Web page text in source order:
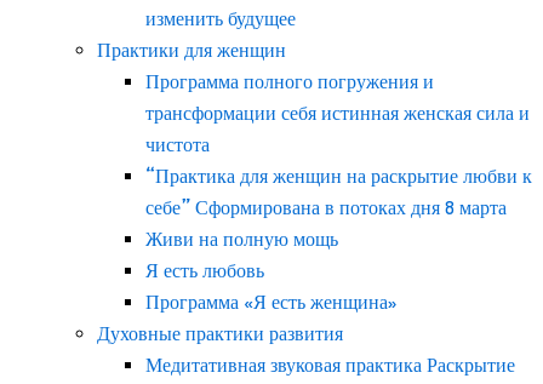
изменить будущее
Практики для женщин
Программа полного погружения и
трансформации себя истинная женская сила и
чистота
“Практика для женщин на раскрытие любви к
себе” Сформирована в потоках дня 8 марта
Живи на полную мощь
Я есть любовь
Программа «Я есть женщина»
Духовные практики развития
Медитативная звуковая практика Раскрытие